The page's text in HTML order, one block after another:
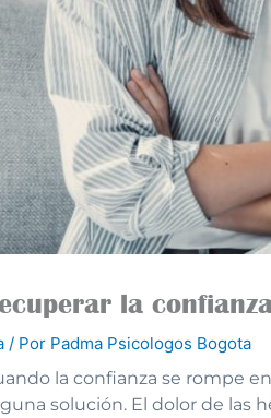
la
/ Por Padma Psicologos Bogota
la confianza se rompe
solución. El dolor de las